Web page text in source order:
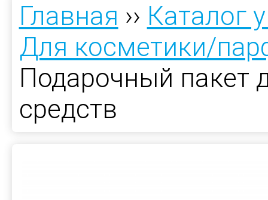
Главная ›› Каталог
Для косметики/
Подарочный пакет
средств